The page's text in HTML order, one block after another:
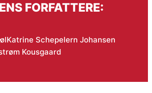
FORFATTERE:
Katrine Schepelern Johansen
Kousgaard